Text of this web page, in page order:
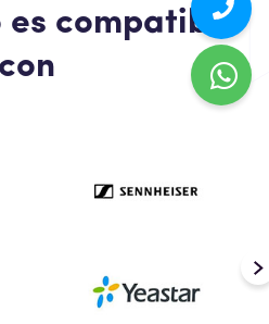
es compatible
con